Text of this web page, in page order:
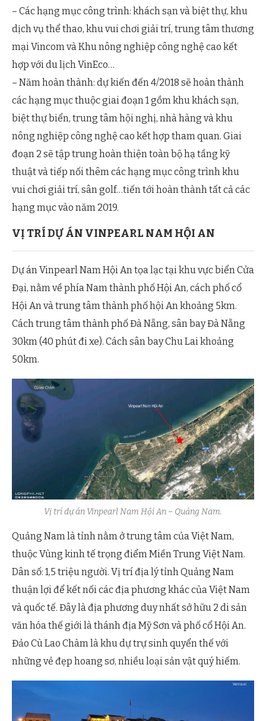
– Các hạng mục công trình: khách sạn và biệt thự, khu
dịch vụ thể thao, khu vui chơi giải trí, trung tâm thương
mại Vincom và Khu nông nghiệp công nghệ cao kết
hợp với du lịch VinEco…
– Năm hoàn thành: dự kiến đến 4/2018 sẽ hoàn thành
các hạng mục thuộc giai đoạn 1 gồm khu khách sạn,
biệt thự biển, trung tâm hội nghị, nhà hàng và khu
nông nghiệp công nghệ cao kết hợp tham quan. Giai
đoạn 2 sẽ tập trung hoàn thiện toàn bộ hạ tầng kỹ
thuật và tiếp nối thêm các hạng mục công trình khu
vui chơi giải trí, sân golf…tiến tới hoàn thành tất cả các
hạng mục vào năm 2019.
VỊ TRÍ DỰ ÁN VINPEARL NAM HỘI AN
Dự án Vinpearl Nam Hội An tọa lạc tại khu vực biển Cửa
Đại, nằm về phía Nam thành phố Hội An, cách phố cổ
Hội An và trung tâm thành phố hội An khoảng 5km.
Cách trung tâm thành phố Đà Nẵng, sân bay Đà Nẵng
30km (40 phút đi xe). Cách sân bay Chu Lai khoảng
50km.
Vị trí dự án Vinpearl Nam Hội An – Quảng Nam.
Quảng Nam là tỉnh nằm ở trung tâm của Việt Nam,
thuộc Vùng kinh tế trọng điểm Miền Trung Việt Nam.
Dân số: 1,5 triệu người. Vị trí địa lý tỉnh Quảng Nam
thuận lợi để kết nối các địa phương khác của Việt Nam
và quốc tế. Đây là địa phương duy nhất sở hữu 2 di sản
văn hóa thế giới là thánh địa Mỹ Sơn và phố cổ Hội An.
Đảo Cù Lao Chàm là khu dự trự sinh quyển thế với
những vẻ đẹp hoang sơ, nhiều loại sản vật quý hiếm.